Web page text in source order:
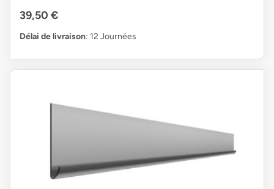
39,50 €
Délai de livraison: 12 Journées